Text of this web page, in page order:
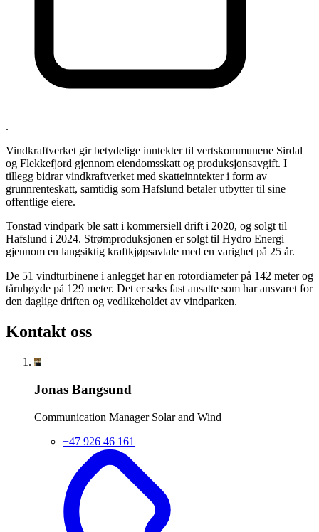
.
Vindkraftverket gir betydelige inntekter til vertskommunene Sirdal
og Flekkefjord gjennom eiendomsskatt og produksjonsavgift. I
tillegg bidrar vindkraftverket med skatteinntekter i form av
grunnrenteskatt, samtidig som Hafslund betaler utbytter til sine
offentlige eiere.
Tonstad vindpark ble satt i kommersiell drift i 2020, og solgt til
Hafslund i 2024. Strømproduksjonen er solgt til Hydro Energi
gjennom en langsiktig kraftkjøpsavtale med en varighet på 25 år.
De 51 vindturbinene i anlegget har en rotordiameter på 142 meter og
tårnhøyde på 129 meter. Det er seks fast ansatte som har ansvaret for
den daglige driften og vedlikeholdet av vindparken.
Kontakt oss
Jonas Bangsund
Communication Manager Solar and Wind
+47 926 46 161